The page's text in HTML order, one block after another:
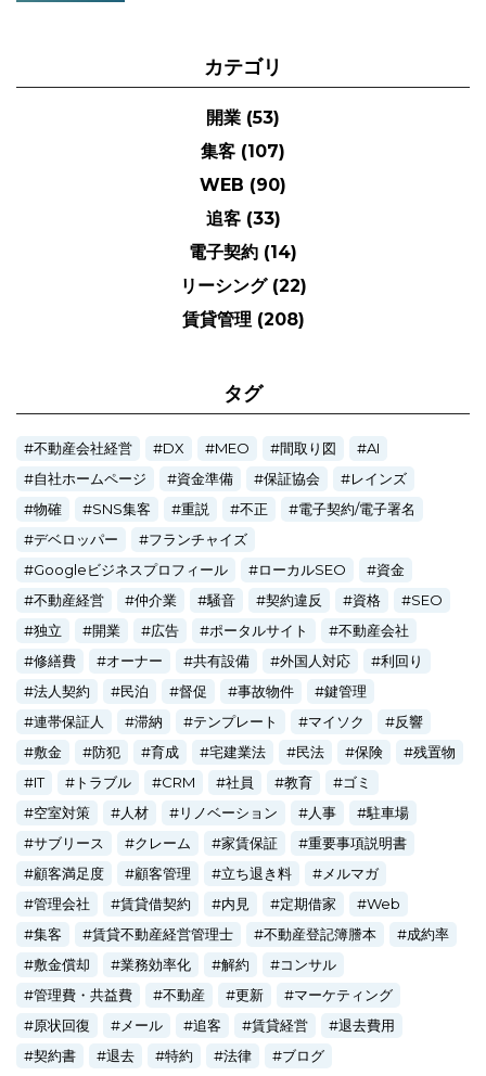
カテゴリ
開業 (53)
集客 (107)
WEB (90)
追客 (33)
電子契約 (14)
リーシング (22)
賃貸管理 (208)
タグ
不動産会社経営 DX MEO 間取り図
AI
自社ホームページ
資金準備 保証協会
レインズ
物確
SNS集客 重説 不正
電子契約/電子署名
デベロッパー
フランチャイズ
Googleビジネスプロフィール
ローカルSEO
資金
不動産経営
仲介業 騒音 契約違反 資格
SEO
独立
開業 広告 ポータルサイト
不動産会社
修繕費
オーナー 共有設備 外国人対応
利回り
法人契約
民泊 督促 事故物件
鍵管理
連帯保証人
滞納 テンプレート マイソク
反響
敷金
防犯 育成 宅建業法 民法 保険
残置物
IT
トラブル CRM 社員 教育
ゴミ
空室対策
人材 リノベーション 人事
駐車場
サブリース
クレーム 家賃保証
重要事項説明書
顧客満足度
顧客管理 立ち退き料
メルマガ
管理会社
賃貸借契約 内見 定期借家
Web
集客
賃貸不動産経営管理士 不動産登記簿謄本
成約率
敷金償却
業務効率化 解約
コンサル
管理費・共益費
不動産 更新
マーケティング
原状回復
メール 追客 賃貸経営
退去費用
契約書
退去 特約 法律 ブログ